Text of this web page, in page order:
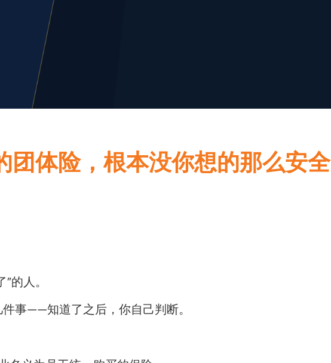
团体险，根本没你想的那么安全
的人。
事——知道了之后，你自己判断。